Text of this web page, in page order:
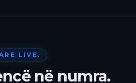
LIVE.
në numra.